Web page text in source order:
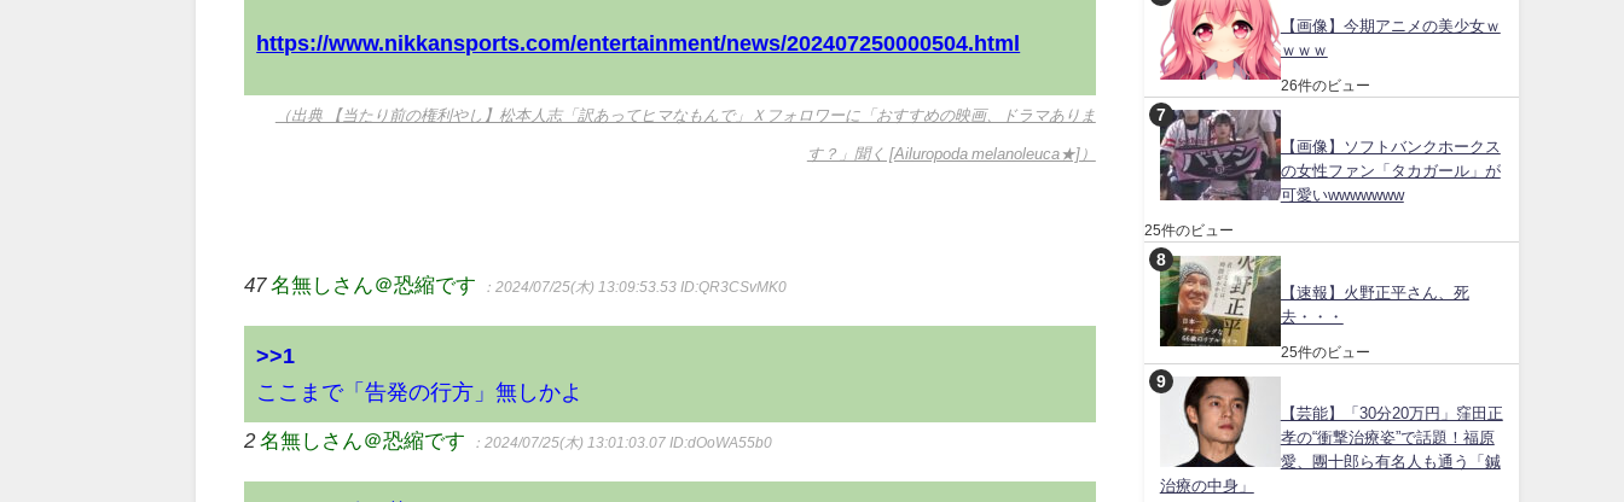
https://www.nikkansports.com/entertainment/news/202407250000504.html
（出典 【当たり前の権利やし】松本人志「訳あってヒマなもんで」Ｘフォロワーに「おすすめの映画、ドラマありま
す？」聞く [Ailuropoda melanoleuca★]）
47 名無しさん＠恐縮です ：2024/07/25(木) 13:09:53.53ID:QR3CSvMK0
>>1
ここまで「告発の行方」無しかよ
2 名無しさん＠恐縮です ：2024/07/25(木) 13:01:03.07ID:dOoWA55b0
【画像】今期アニメの美少女ｗ
ｗｗｗ
26件のビュー
【画像】ソフトバンクホークス
の女性ファン「タカガール」が
可愛いwwwwwww
25件のビュー
【速報】火野正平さん、死
去・・・
25件のビュー
【芸能】「30分20万円」窪田正
孝の“衝撃治療姿”で話題！福原
愛、團十郎ら有名人も通う「鍼
治療の中身」